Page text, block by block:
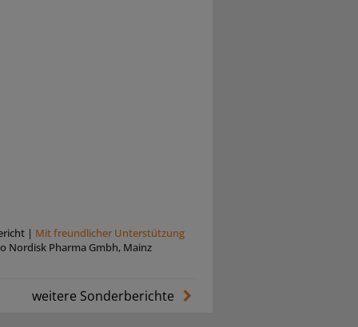
| Mit freundlicher Unterstützung
Nordisk Pharma Gmbh, Mainz
weitere Sonderberichte